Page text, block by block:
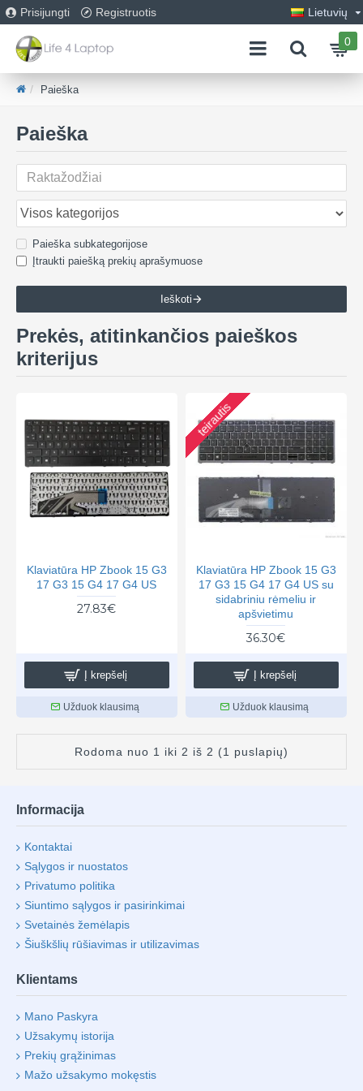
Prisijungti Registruotis Lietuvių
0
Paieška
Paieška
Paieška subkategorijose
Įtraukti paiešką prekių aprašymuose
Ieškoti
Prekės, atitinkančios paieškos
kriterijus
Klaviatūra HP Zbook 15 G3
17 G3 15 G4 17 G4 US
27.83€
Į krepšelį
Užduok klausimą
teirautis
Klaviatūra HP Zbook 15 G3
17 G3 15 G4 17 G4 US su
sidabriniu rėmeliu ir
apšvietimu
36.30€
Į krepšelį
Užduok klausimą
Rodoma nuo 1 iki 2 iš 2 (1 puslapių)
Informacija
Kontaktai
Sąlygos ir nuostatos
Privatumo politika
Siuntimo sąlygos ir pasirinkimai
Svetainės žemėlapis
Šiuškšlių rūšiavimas ir utilizavimas
Klientams
Mano Paskyra
Užsakymų istorija
Prekių grąžinimas
Mažo užsakymo mokęstis